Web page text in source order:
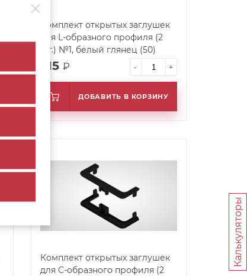
Комплект открытых заглушек
для L-образного профиля (2
шт.) №1, белый глянец (50)
315 ₽ - +
ДОБАВИТЬ В КОРЗИНУ
Комплект открытых заглушек
для С-образного профиля (2
арт. 35064
Калькуляторы